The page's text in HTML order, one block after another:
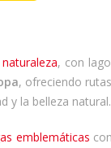
, con
, ofreciendo
y la belleza natural.
emblemáticas